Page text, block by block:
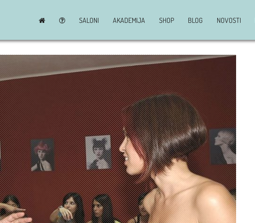
SALONI AKADEMIJA SHOP BLOG NOVOSTI